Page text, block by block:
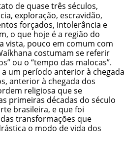
de quase três séculos,
exploração, escravidão,
forçados, intolerância e
o que hoje é a região do
vista, pouco em comum com
costumam se referir
ou o “tempo das malocas”.
um período anterior à chegada
anterior à chegada dos
religiosa que se
primeiras décadas do século
brasileira, e que foi
transformações que
o modo de vida dos